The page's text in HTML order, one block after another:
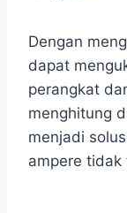
Dengan
dapat
perangkat
menghitung
menjadi
ampere